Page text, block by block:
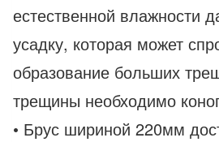
естественной влажности
усадку, которая может
образование больших
трещины необходимо
• Брус шириной 220мм